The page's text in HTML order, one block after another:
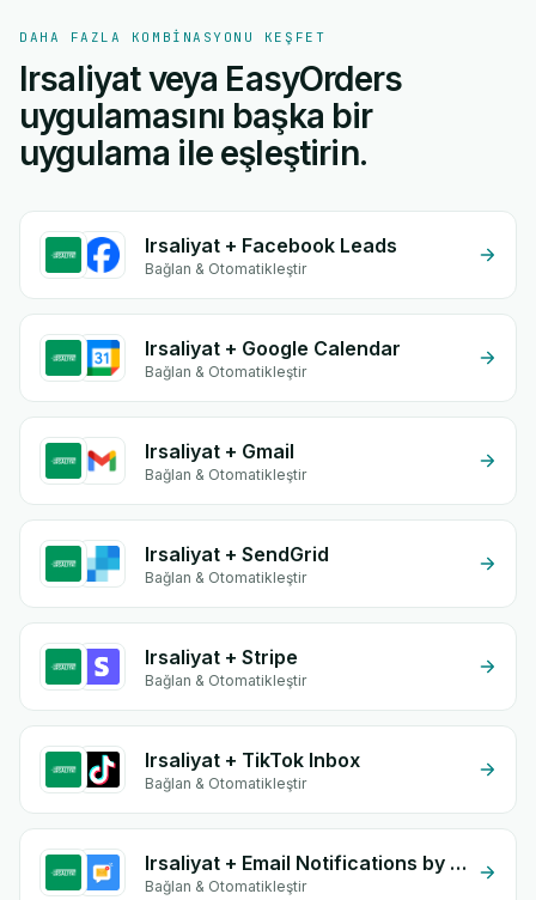
DAHA FAZLA KOMBINASYONU KEŞFET
Irsaliyat veya EasyOrders
uygulamasını başka bir
uygulama ile eşleştirin.
Irsaliyat + Facebook Leads
Bağlan & Otomatikleştir
Irsaliyat + Google Calendar
Bağlan & Otomatikleştir
Irsaliyat + Gmail
Bağlan & Otomatikleştir
Irsaliyat + SendGrid
Bağlan & Otomatikleştir
Irsaliyat + Stripe
Bağlan & Otomatikleştir
Irsaliyat + TikTok Inbox
Bağlan & Otomatikleştir
Irsaliyat + Email Notifications by eGrow
Bağlan & Otomatikleştir